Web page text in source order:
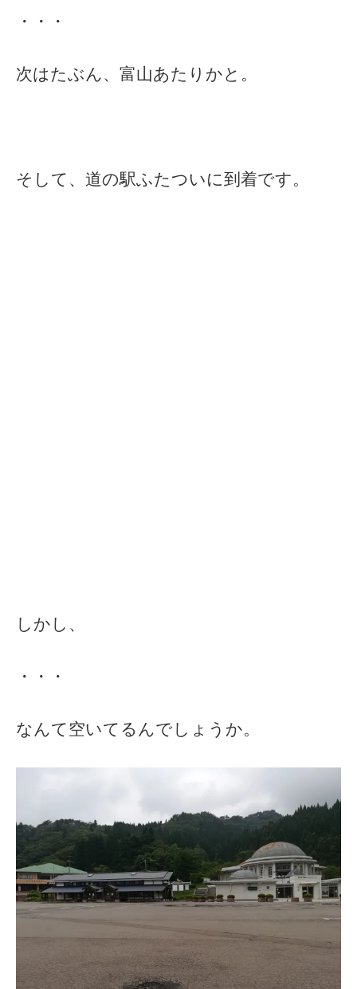
・・・
次はたぶん、富山あたりかと。
そして、道の駅ふたついに到着です。
しかし、
・・・
なんて空いてるんでしょうか。